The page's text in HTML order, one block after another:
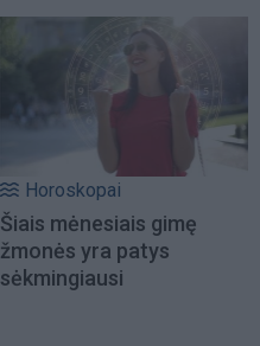
Horoskopai
Šiais mėnesiais gimę
žmonės yra patys
sėkmingiausi